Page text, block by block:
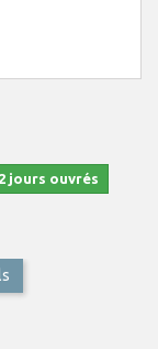
jours ouvrés